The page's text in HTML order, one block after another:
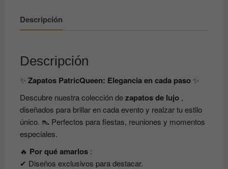
Descripción
Descripción
✨ Zapatos PatricQueen: Elegancia en cada paso✨
Descubre nuestra colección dezapatos de lujo,
diseñados para brillar en cada evento y realzar tu estilo
único. 👠 Perfectos para fiestas, reuniones y momentos
especiales.
🔥 Por qué amarlos:
✔ Diseños exclusivos para destacar.